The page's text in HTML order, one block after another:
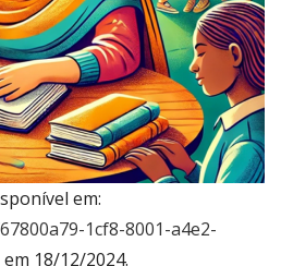
em:
1cf8-8001-a4e2-
em 18/12/2024.